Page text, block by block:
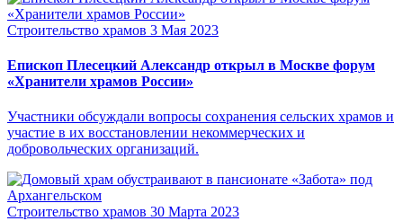
Строительство храмов 3 Мая 2023
Епископ Плесецкий Александр открыл в Москве форум
«Хранители храмов России»
Участники обсуждали вопросы сохранения сельских храмов и
участие в их восстановлении некоммерческих и
добровольческих организаций.
Строительство храмов 30 Марта 2023